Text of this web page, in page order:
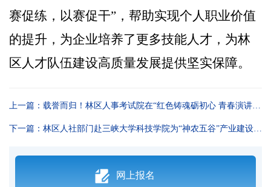
网上报名
赛促练，以赛促干”， 帮助实现个人职业价值
的提升， 为企业培养了更多技能人才，为林
区人才队伍建设高质量发展提供坚实保障。